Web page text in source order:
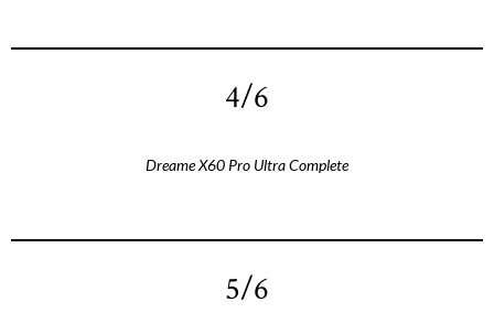
4/6
Dreame X60 Pro Ultra Complete
5/6